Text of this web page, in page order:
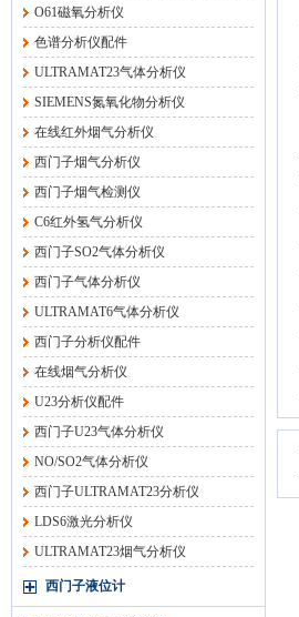
O61磁氧分析仪
色谱分析仪配件
ULTRAMAT23气体分析仪
SIEMENS氮氧化物分析仪
在线红外烟气分析仪
西门子烟气分析仪
西门子烟气检测仪
C6红外氢气分析仪
西门子SO2气体分析仪
西门子气体分析仪
ULTRAMAT6气体分析仪
西门子分析仪配件
在线烟气分析仪
U23分析仪配件
西门子U23气体分析仪
NO/SO2气体分析仪
西门子ULTRAMAT23分析仪
LDS6激光分析仪
ULTRAMAT23烟气分析仪
西门子液位计